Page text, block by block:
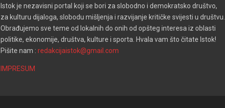
Istok je nezavisni portal koji se bori za slobodno i demokratsko društvo,
za kulturu dijaloga, slobodu mišljenja i razvijanje kritičke svijesti u društvu.
Obrađujemo sve teme od lokalnih do onih od opšteg interesa iz oblasti
politike, ekonomije, društva, kulture i sporta. Hvala vam što čitate Istok!
Pišite nam :redakcijaistok@gmail.com
IMPRESUM